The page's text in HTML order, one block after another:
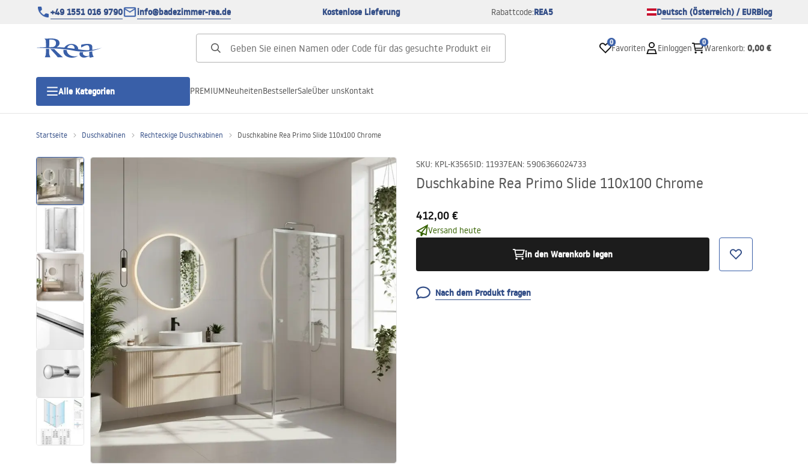
+49 1551 016 9790 info@badezimmer-rea.de Kostenlose Lieferung Rabattcode:REA5 Deutsch (Österreich) / EURBlog
0
Favoriten Einloggen
0
Warenkorb: 0,00 €
Alle Kategorien
Duschtüren
Duschrinnen
Toiletten
Waschbecken
Wannen und
Badewannenaufsätze
Badarmaturen
Duschen
PREMIUMNeuheitenBestsellerSaleÜber unsKontakt
Startseite Duschkabinen Rechteckige Duschkabinen Duschkabine Rea Primo Slide 110x100 Chrome
SKU: KPL-K3565ID: 11937EAN: 5906366024733
Duschkabine Rea Primo Slide 110x100 Chrome
412,00 €
Versand heute
in den Warenkorb legen
Nach dem Produkt fragen